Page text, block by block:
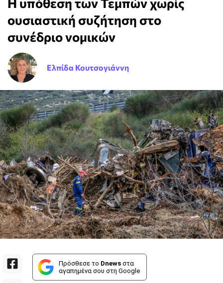
ουσιαστική συζήτηση στο
συνέδριο νομικών
Ελπίδα Κουτσογιάννη
Πρόσθεσε το Dnews στα
αγαπημένα σου στη Google